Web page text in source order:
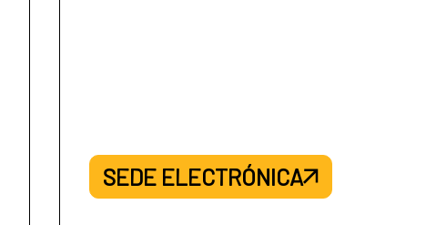
SEDE ELECTRÓNICA